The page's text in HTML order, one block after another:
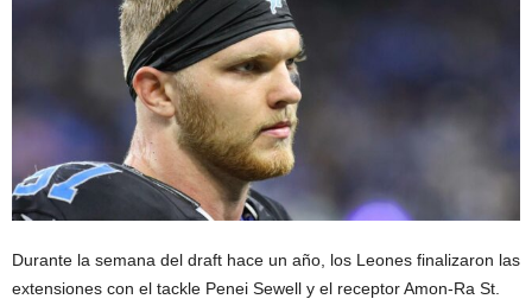
Durante la semana del draft hace un año, los Leones finalizaron las
extensiones con el tackle Penei Sewell y el receptor Amon-Ra St.